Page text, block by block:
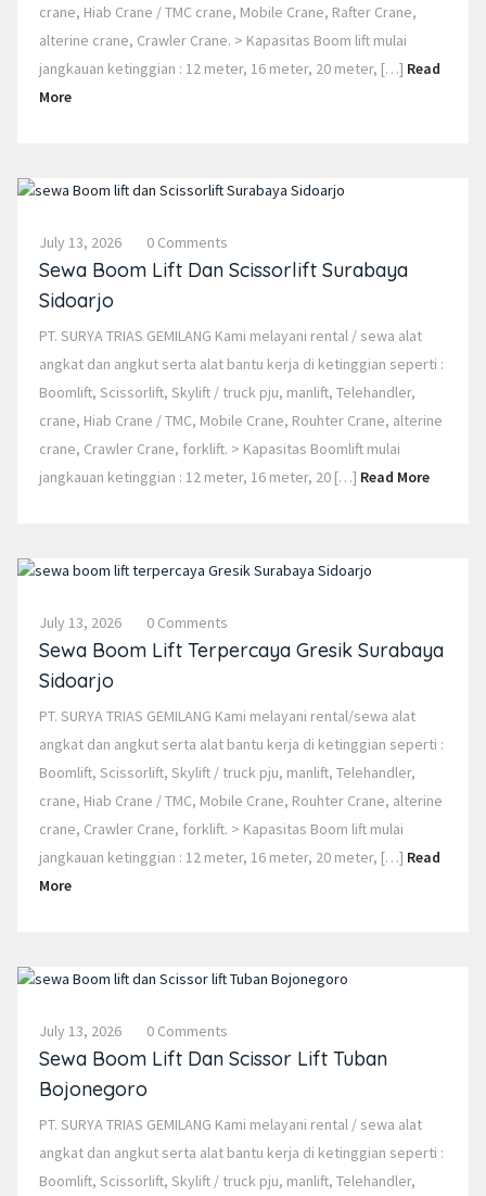
crane, Hiab Crane / TMC crane, Mobile Crane, Rafter Crane,
alterine crane, Crawler Crane. > Kapasitas Boom lift mulai
jangkauan ketinggian : 12 meter, 16 meter, 20 meter, […] Read
More
July 13, 2026 0 Comments
Sewa Boom Lift Dan Scissorlift Surabaya
Sidoarjo
PT. SURYA TRIAS GEMILANG Kami melayani rental / sewa alat
angkat dan angkut serta alat bantu kerja di ketinggian seperti :
Boomlift, Scissorlift, Skylift / truck pju, manlift, Telehandler,
crane, Hiab Crane / TMC, Mobile Crane, Rouhter Crane, alterine
crane, Crawler Crane, forklift. > Kapasitas Boomlift mulai
jangkauan ketinggian : 12 meter, 16 meter, 20 […] Read More
July 13, 2026 0 Comments
Sewa Boom Lift Terpercaya Gresik Surabaya
Sidoarjo
PT. SURYA TRIAS GEMILANG Kami melayani rental/sewa alat
angkat dan angkut serta alat bantu kerja di ketinggian seperti :
Boomlift, Scissorlift, Skylift / truck pju, manlift, Telehandler,
crane, Hiab Crane / TMC, Mobile Crane, Rouhter Crane, alterine
crane, Crawler Crane, forklift. > Kapasitas Boom lift mulai
jangkauan ketinggian : 12 meter, 16 meter, 20 meter, […] Read
More
July 13, 2026 0 Comments
Sewa Boom Lift Dan Scissor Lift Tuban
Bojonegoro
PT. SURYA TRIAS GEMILANG Kami melayani rental / sewa alat
angkat dan angkut serta alat bantu kerja di ketinggian seperti :
Boomlift, Scissorlift, Skylift / truck pju, manlift, Telehandler,